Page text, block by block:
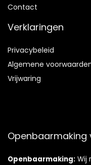
Contact
Verklaringen
Privacybeleid
Algemene
Vrijwaring
Openbaarmaking
Openbaarmaking: Wij